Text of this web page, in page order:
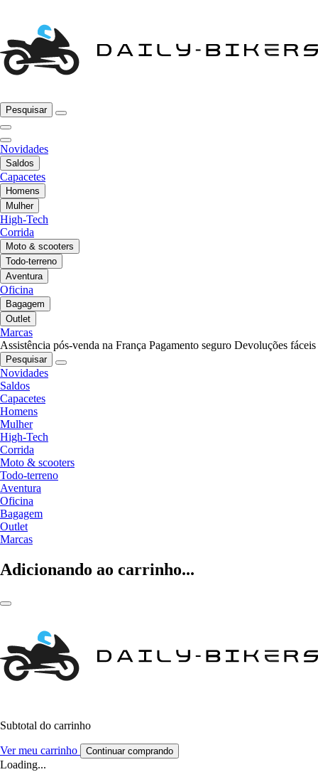
Pesquisar
Novidades
Saldos
Capacetes
Homens
Mulher
High-Tech
Corrida
Moto & scooters
Todo-terreno
Aventura
Oficina
Bagagem
Outlet
Marcas
Assistência pós-venda na França Pagamento seguro Devoluções fáceis
Pesquisar
Novidades
Saldos
Capacetes
Homens
Mulher
High-Tech
Corrida
Moto & scooters
Todo-terreno
Aventura
Oficina
Bagagem
Outlet
Marcas
Adicionando ao carrinho...
Subtotal do carrinho
Ver meu carrinho Continuar comprando
Loading...